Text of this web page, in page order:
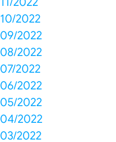
10/2022
09/2022
08/2022
07/2022
06/2022
05/2022
04/2022
03/2022